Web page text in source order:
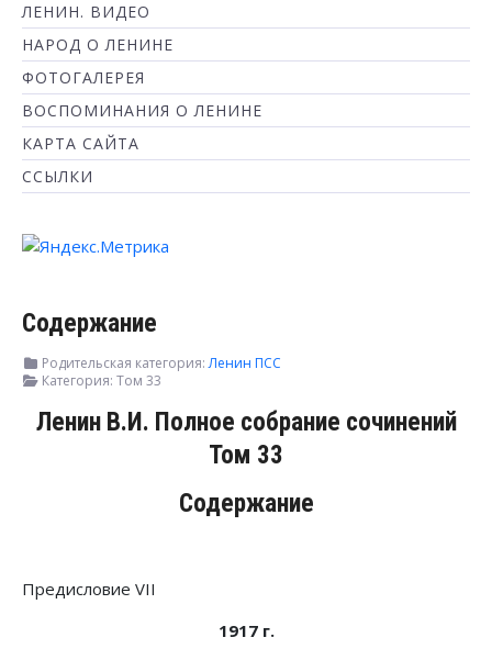
ЛЕНИН. ВИДЕО
НАРОД О ЛЕНИНЕ
ФОТОГАЛЕРЕЯ
ВОСПОМИНАНИЯ О ЛЕНИНЕ
КАРТА САЙТА
ССЫЛКИ
Содержание
Родительская категория:Ленин ПСС
Категория: Том 33
Ленин В.И. Полное собрание сочинений
Том 33
Содержание
Предисловие VII
1917 г.